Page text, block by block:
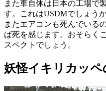
また車自体は日本の工場で
す。これはUSDMでしょう
またエアコンも死んでいる
ば死を感じます。おそらく
スペクトでしょう。
妖怪イキリカッペ